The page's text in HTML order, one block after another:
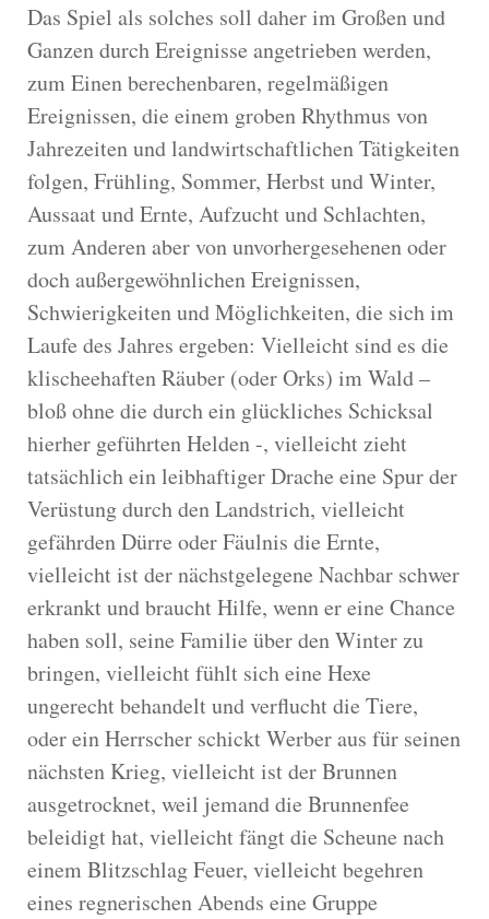
Das Spiel als solches soll daher im Großen und
Ganzen durch Ereignisse angetrieben werden,
zum Einen berechenbaren, regelmäßigen
Ereignissen, die einem groben Rhythmus von
Jahrezeiten und landwirtschaftlichen Tätigkeiten
folgen, Frühling, Sommer, Herbst und Winter,
Aussaat und Ernte, Aufzucht und Schlachten,
zum Anderen aber von unvorhergesehenen oder
doch außergewöhnlichen Ereignissen,
Schwierigkeiten und Möglichkeiten, die sich im
Laufe des Jahres ergeben: Vielleicht sind es die
klischeehaften Räuber (oder Orks) im Wald –
bloß ohne die durch ein glückliches Schicksal
hierher geführten Helden -, vielleicht zieht
tatsächlich ein leibhaftiger Drache eine Spur der
Verüstung durch den Landstrich, vielleicht
gefährden Dürre oder Fäulnis die Ernte,
vielleicht ist der nächstgelegene Nachbar schwer
erkrankt und braucht Hilfe, wenn er eine Chance
haben soll, seine Familie über den Winter zu
bringen, vielleicht fühlt sich eine Hexe
ungerecht behandelt und verflucht die Tiere,
oder ein Herrscher schickt Werber aus für seinen
nächsten Krieg, vielleicht ist der Brunnen
ausgetrocknet, weil jemand die Brunnenfee
beleidigt hat, vielleicht fängt die Scheune nach
einem Blitzschlag Feuer, vielleicht begehren
eines regnerischen Abends eine Gruppe